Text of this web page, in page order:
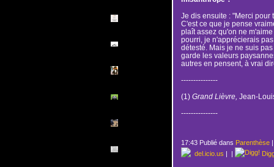
Je dis ensuite : "Merci pour
C'est ce que je pense
plaît assez qu'on ne
pourri, je n'apprécierais
détesté. Mais je ne suis
garde les valeurs
autres en pensent, à vrai
---------------
(1)Grand Lièvre, Jean-
---------------
17:43 Publié dans Parenthèse
del.icio.us | |